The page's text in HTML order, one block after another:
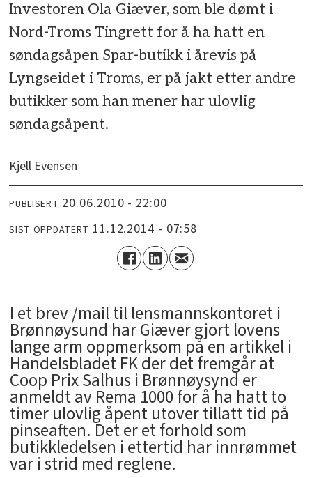
Investoren Ola Giæver, som ble dømt i
Nord-Troms Tingrett for å ha hatt en
søndagsåpen Spar-butikk i årevis på
Lyngseidet i Troms, er på jakt etter andre
butikker som han mener har ulovlig
søndagsåpent.
Kjell Evensen
PUBLISERT 20.06.2010 - 22:00
SIST OPPDATERT 11.12.2014 - 07:58
I et brev /mail til lensmannskontoret i
Brønnøysund har Giæver gjort lovens
lange arm oppmerksom på en artikkel i
Handelsbladet FK der det fremgår at
Coop Prix Salhus i Brønnøysynd er
anmeldt av Rema 1000 for å ha hatt to
timer ulovlig åpent utover tillatt tid på
pinseaften. Det er et forhold som
butikkledelsen i ettertid har innrømmet
var i strid med reglene.